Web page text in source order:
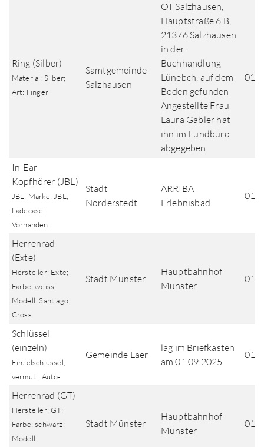
Ring (Silber)
Material: Silber;
Art: Finger
Samtgemeinde
Salzhausen
OT Salzhausen,
Hauptstraße 6 B,
21376 Salzhausen
in der
Buchhandlung
Lünebch, auf dem
Boden gefunden
Angestellte Frau
Laura Gäbler hat
ihn im Fundbüro
abgegeben
In-Ear
Kopfhörer (JBL)
JBL; Marke: JBL;
Ladecase:
Vorhanden
Stadt
Norderstedt
ARRIBA
Erlebnisbad
Herrenrad
(Exte)
Hersteller: Exte;
Farbe: weiss;
Modell: Santiago
Cross
Stadt Münster
Hauptbahnhof
Münster
Schlüssel
(einzeln)
Einzelschlüssel,
vermutl. Auto-
Gemeinde Laer
lag im Briefkasten
am 01.09.2025
Herrenrad (GT)
Hersteller: GT;
Farbe: schwarz;
Modell:
Stadt Münster
Hauptbahnhof
Münster